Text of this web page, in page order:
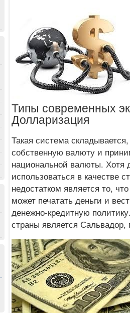
Типы современных
Долларизация
Такая система
собственную валюту и
национальной валюты. Хотя
использоваться в качестве
недостатком является то,
может печатать деньги и
денежно-кредитную
страны является